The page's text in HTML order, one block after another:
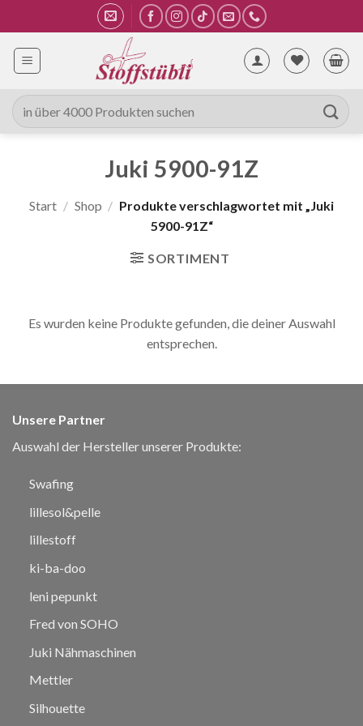
Inhalt
springen
Suche
nach:
Juki 5900-91Z
Start / Shop / Produkte verschlagwortet mit „Juki
5900-91Z“
SORTIMENT
Es wurden keine Produkte gefunden, die deiner Auswahl
entsprechen.
Unsere Partner
Auswahl der Hersteller unserer Produkte:
Swafing
lillesol&pelle
lillestoff
ki-ba-doo
leni pepunkt
Fred von SOHO
Juki Nähmaschinen
Mettler
Silhouette